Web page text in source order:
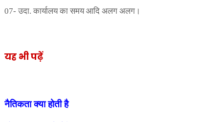
07- उदा. कार्यालय का समय आदि अलग अलग।
यह भी पढ़ें
नैतिकता क्या होती है